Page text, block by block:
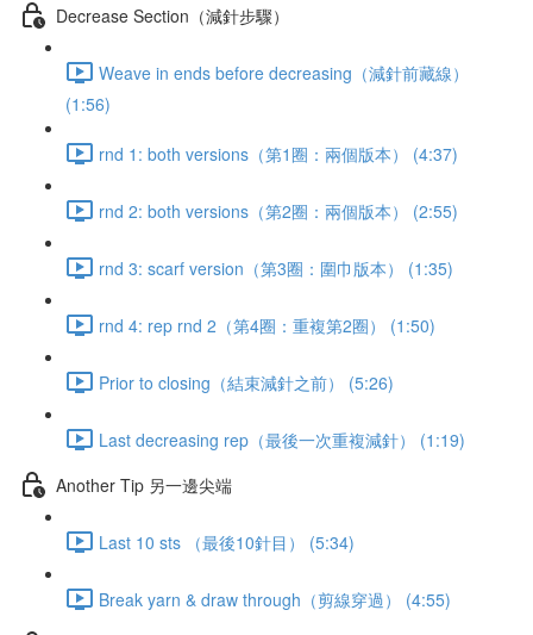
Decrease Section（減針步驟）
Weave in ends before decreasing（減針前藏線）
(1:56)
rnd 1: both versions（第1圈：兩個版本） (4:37)
rnd 2: both versions（第2圈：兩個版本） (2:55)
rnd 3: scarf version（第3圈：圍巾版本） (1:35)
rnd 4: rep rnd 2（第4圈：重複第2圈） (1:50)
Prior to closing（結束減針之前） (5:26)
Last decreasing rep（最後一次重複減針） (1:19)
Another Tip 另一邊尖端
Last 10 sts （最後10針目） (5:34)
Break yarn & draw through（剪線穿過） (4:55)